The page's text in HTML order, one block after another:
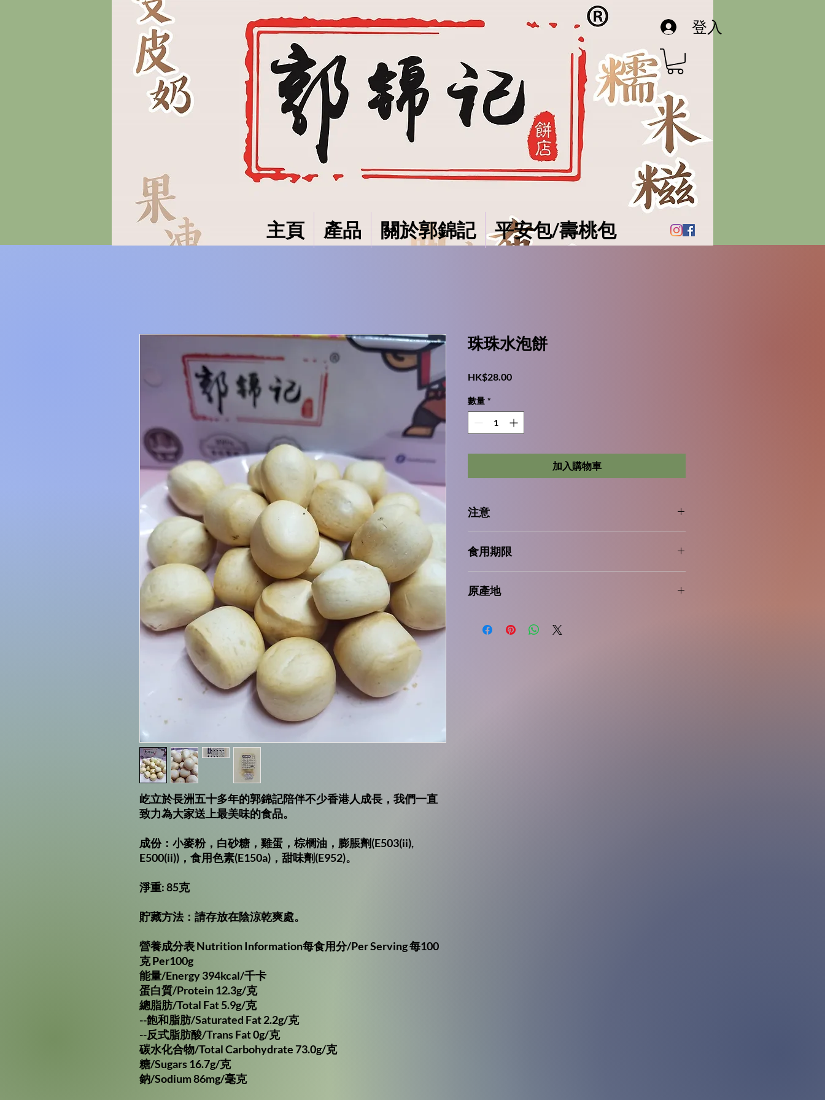
登入
主頁 產品 關於郭錦記 平安包/壽桃包
屹立於長洲五十多年的郭錦記陪伴不少香港人成長，我們一直
致力為大家送上最美味的食品。
成份：小麥粉，白砂糖，雞蛋，棕櫚油，膨脹劑(E503(ii),
E500(ii)) ，食用色素(E150a) ，甜味劑(E952)。
淨重: 85克
貯藏方法：請存放在陰涼乾爽處。
營養成分表 Nutrition Information每食用分/Per Serving 每100
克 Per100g
能量/Energy 394kcal/千卡
蛋白質/Protein 12.3g/克
總脂肪/Total Fat 5.9g/克
--飽和脂肪/Saturated Fat 2.2g/克
--反式脂肪酸/Trans Fat 0g/克
碳水化合物/Total Carbohydrate 73.0g/克
糖/Sugars 16.7g/克
鈉/Sodium 86mg/毫克
珠珠水泡餅
HK$28.00價
數量 *
加入購物車
注意
有處理麩質的殻物，蛋類，花生，芝麻，大豆，奶類，甲
食用期限
原產地